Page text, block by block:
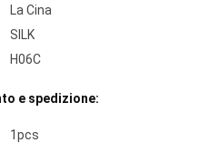
La Cina
SILK
H06C
e spedizione:
1pcs